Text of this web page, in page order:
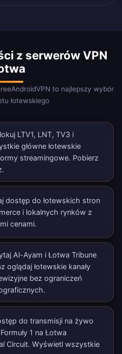
z serwerów VPN
to najlepszy wybór
łotewskiego
LTV1, LNT, TV3 i
główne łotewskie
streamingowe. Pobierz
.
dostęp do łotewskich stron
i lokalnych rynków z
cenami.
Al-Ayam i Łotwa Tribune
oglądaj łotewskie kanały
bez ograniczeń
do transmisji na żywo
1 na Łotwa
Circuit. Wyświetl wszystkie